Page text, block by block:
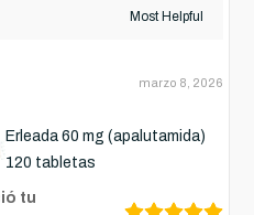
marzo 8, 2026
Erleada 60 mg (apalutamida)
120 tabletas
tu